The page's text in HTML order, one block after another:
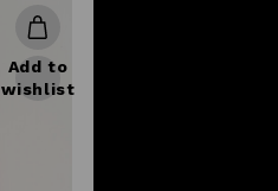
Add to
wishlist